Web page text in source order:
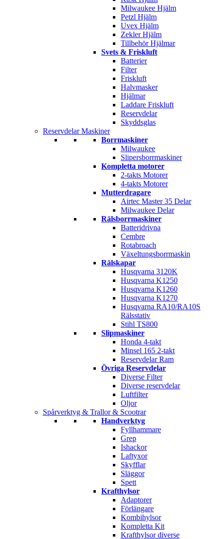
Milwaukee Hjälm
Petzl Hjälm
Uvex Hjälm
Zekler Hjälm
Tillbehör Hjälmar
Svets & Friskluft
Batterier
Filter
Friskluft
Halvmasker
Hjälmar
Laddare Friskluft
Reservdelar
Skyddsglas
Reservdelar Maskiner
Borrmaskiner
Milwaukee
Slipersborrmaskiner
Kompletta motorer
2-takts Motorer
4-takts Motorer
Mutterdragare
Airtec Master 35 Delar
Milwaukee Delar
Rälsborrmaskiner
Batteridrivna
Cembre
Rotabroach
Växeltungsborrmaskin
Rälskapar
Husqvarna 3120K
Husqvarna K1250
Husqvarna K1260
Husqvarna K1270
Husqvarna RA10/RA10S
Rälsstativ
Stihl TS800
Slipmaskiner
Honda 4-takt
Minsel 165 2-takt
Reservdelar Ram
Övriga Reservdelar
Diverse Filter
Diverse reservdelar
Luftfilter
Oljor
Spårverktyg & Trallor & Scootrar
Handverktyg
Fyllhammare
Grep
Ishackor
Laftyxor
Skyfflar
Släggor
Spett
Krafthylsor
Adaptorer
Förlängare
Kombihylsor
Kompletta Kit
Krafthylsor diverse